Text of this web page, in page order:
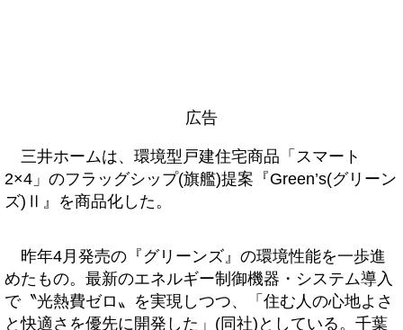
広告
三井ホームは、環境型戸建住宅商品「スマート
2×4」のフラッグシップ(旗艦)提案『Green’s(グリーン
ズ)Ⅱ』を商品化した。
昨年4月発売の『グリーンズ』の環境性能を一歩進
めたもの。最新のエネルギー制御機器・システム導入
で〝光熱費ゼロ〟を実現しつつ、「住む人の心地よさ
と快適さを優先に開発した」(同社)としている。千葉